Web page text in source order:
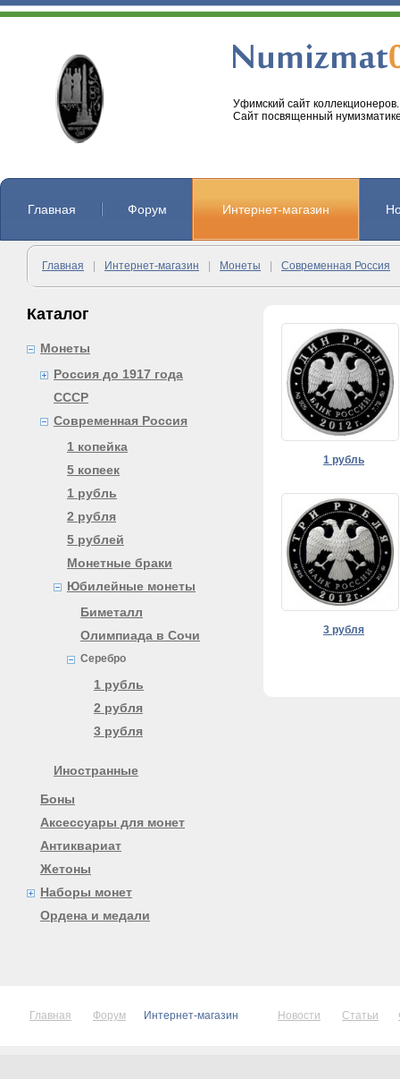
Уфимский сайт коллекционеров.
Сайт посвященный
Главная Форум Интернет-магазин
Главная Интернет-магазин Монеты Современная Россия
Каталог
Монеты
Россия до 1917 года
СССР
Современная Россия
1 копейка
5 копеек
1 рубль
2 рубля
5 рублей
Монетные браки
Юбилейные монеты
Биметалл
Олимпиада в Сочи
Серебро
1 рубль
2 рубля
3 рубля
Иностранные
Боны
Аксессуары для монет
Антиквариат
Жетоны
Наборы монет
Ордена и медали
1 рубль
3 рубля
Главная Форум Интернет-магазин Новости Статьи